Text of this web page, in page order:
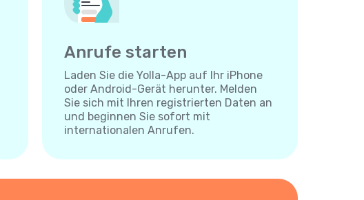
Anrufe starten
Laden Sie die Yolla-App auf Ihr iPhone
oder Android-Gerät herunter. Melden
Sie sich mit Ihren registrierten Daten an
und beginnen Sie sofort mit
internationalen Anrufen.